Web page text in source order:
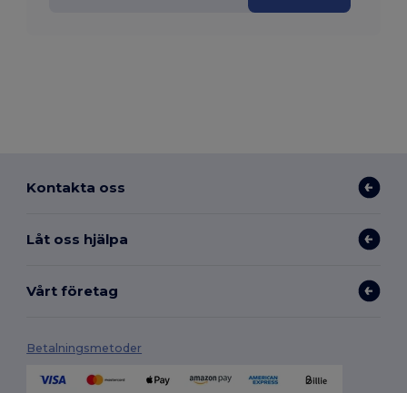
Kontakta oss
Låt oss hjälpa
Vårt företag
Betalningsmetoder